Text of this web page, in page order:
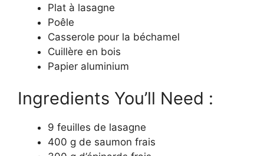
Plat à lasagne
Poêle
Casserole pour la béchamel
Cuillère en bois
Papier aluminium
Ingredients You’ll Need :
9 feuilles de lasagne
400 g de saumon frais